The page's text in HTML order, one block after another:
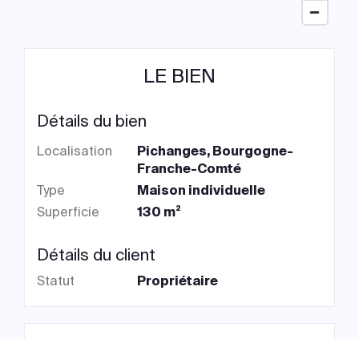
LE BIEN
Détails du bien
Localisation
Pichanges, Bourgogne-
Franche-Comté
Type
Maison individuelle
Superficie
130 m²
Détails du client
Statut Propriétaire